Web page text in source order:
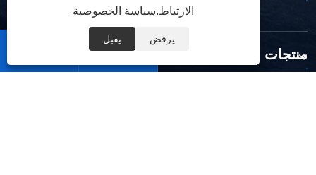
منتجات 
الارتباط.سياسة الخصوصية
يرفض يقبل